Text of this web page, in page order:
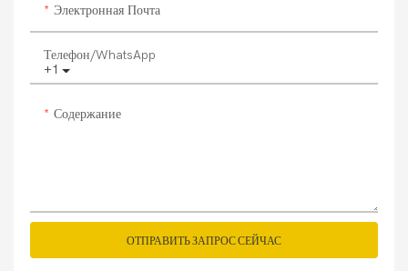
Электронная Почта
+1
Телефон/WhatsApp
Содержание
ОТПРАВИТЬ ЗАПРОС СЕЙЧАС